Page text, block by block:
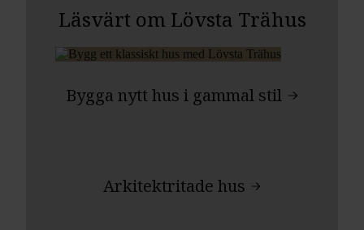
Läsvärt om Lövsta Trähus
Bygga nytt hus i gammal stil
Arkitektritade hus